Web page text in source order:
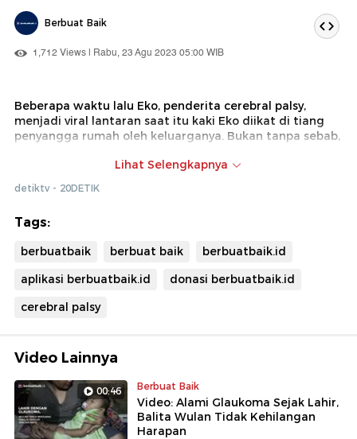
Berbuat Baik
1,712 Views | Rabu, 23 Agu 2023 05:00 WIB
Beberapa waktu lalu Eko, penderita cerebral palsy,
menjadi viral lantaran saat itu kaki Eko diikat di tiang
penyangga rumah oleh keluarganya. Bukan tanpa sebab,
hingga jalan. Sehingga keluarganya khawatir, jika
dibiarkan berguling, berbahaya untuk Eko.
Lihat Selengkapnya
detiktv - 20DETIK
Tags:
berbuatbaik berbuat baik
berbuatbaik.id
aplikasi berbuatbaik.id
donasi berbuatbaik.id
cerebral palsy
Video Lainnya
00:46 Berbuat Baik
Video: Alami Glaukoma Sejak Lahir,
Balita Wulan Tidak Kehilangan
Harapan